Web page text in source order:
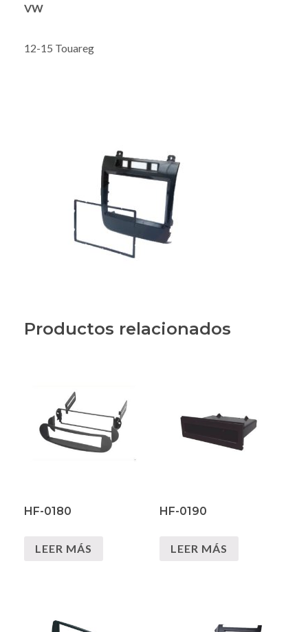
VW
12-15 Touareg
Productos relacionados
HF-0180
LEER MÁS
HF-0190
LEER MÁS